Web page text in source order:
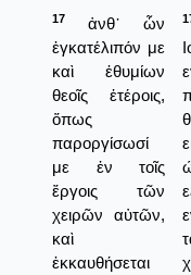
17
ἀνθ᾿ ὧν
ἐγκατέλιπόν με
καὶ ἐθυμίων
θεοῖς ἑτέροις,
ὅπως
παροργίσωσί
με ἐν τοῖς
ἔργοις τῶν
χειρῶν αὐτῶν,
καὶ
ἐκκαυθήσεται